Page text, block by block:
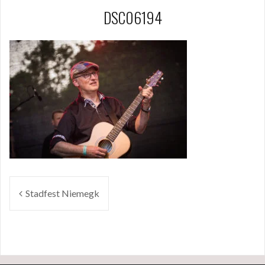
DSC06194
Beitragsnavigation
Stadfest Niemegk